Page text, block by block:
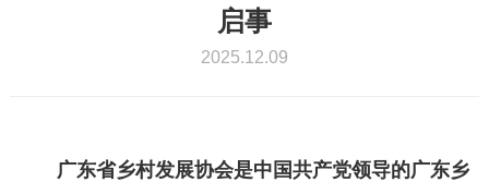
启事
2025.12.09
广东省乡村发展协会是中国共产党领导的广东乡